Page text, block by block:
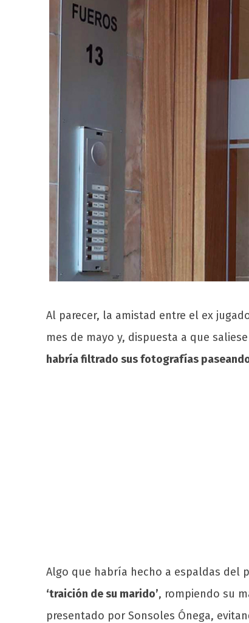
Al parecer, la amistad entre el ex
mes de mayo y, dispuesta a que
habría filtrado sus fotografías
Algo que habría hecho a espaldas del
‘traición de su marido’, rompiendo su
presentado por Sonsoles Ónega,